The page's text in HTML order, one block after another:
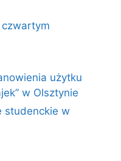
czwartym
użytku
w Olsztynie
studenckie w